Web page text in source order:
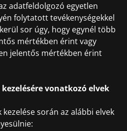
adatfeldolgozó egyetlen
folytatott tevékenységekkel
sor úgy, hogy egynél több
mértékben érint vagy
jelentős mértékben érint
vonatkozó elvek
kezelése során az alábbi elvek